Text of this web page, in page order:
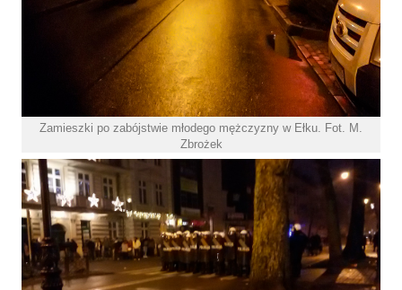
Zamieszki po zabójstwie młodego mężczyzny w Ełku. Fot. M.
Zbrożek